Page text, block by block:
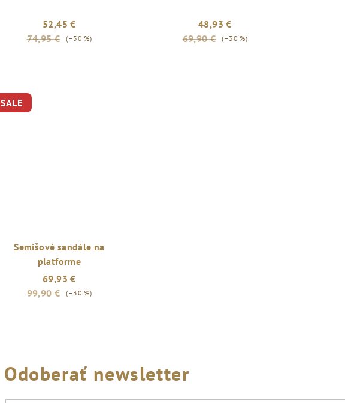
52,45 €
74,95 €
(–30 %)
48,93 €
69,90 €
(–30 %)
SALE
Semišové sandále na
platforme
69,93 €
99,90 €
(–30 %)
Odoberať newsletter